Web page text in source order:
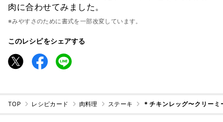
肉に合わせてみました。
※みやすさのために書式を一部改変しています。
このレシピをシェアする
TOP レシピカード 肉料理 ステーキ ＊チキンレッグ〜クリーミ